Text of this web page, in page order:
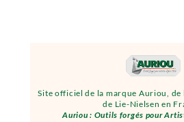
Site officiel de la marque Auriou,
de Lie-Nielsen en
Auriou : Outils forgés pour